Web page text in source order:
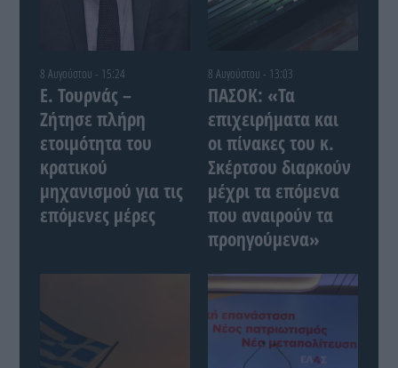
8 Αυγούστου - 15:24
Ε. Τουρνάς –
Ζήτησε πλήρη
ετοιμότητα του
κρατικού
μηχανισμού για τις
επόμενες μέρες
8 Αυγούστου - 13:03
ΠΑΣΟΚ: «Τα
επιχειρήματα και
οι πίνακες του κ.
Σκέρτσου διαρκούν
μέχρι τα επόμενα
που αναιρούν τα
προηγούμενα»